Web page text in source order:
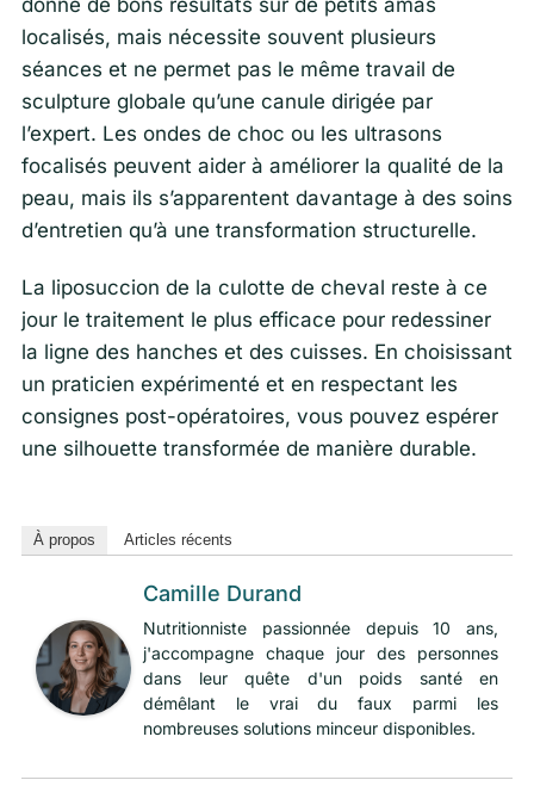
localisés, mais nécessite souvent plusieurs
séances et ne permet pas le même travail de
sculpture globale qu’une canule dirigée par
l’expert. Les ondes de choc ou les ultrasons
focalisés peuvent aider à améliorer la qualité de la
peau, mais ils s’apparentent davantage à des soins
d’entretien qu’à une transformation structurelle.
La liposuccion de la culotte de cheval reste à ce
jour le traitement le plus efficace pour redessiner
la ligne des hanches et des cuisses. En choisissant
un praticien expérimenté et en respectant les
consignes post-opératoires, vous pouvez espérer
une silhouette transformée de manière durable.
À propos Articles récents
Camille Durand
Nutritionniste passionnée depuis 10 ans,
j'accompagne chaque jour des personnes
dans leur quête d'un poids santé en
démêlant le vrai du faux parmi les
nombreuses solutions minceur disponibles.